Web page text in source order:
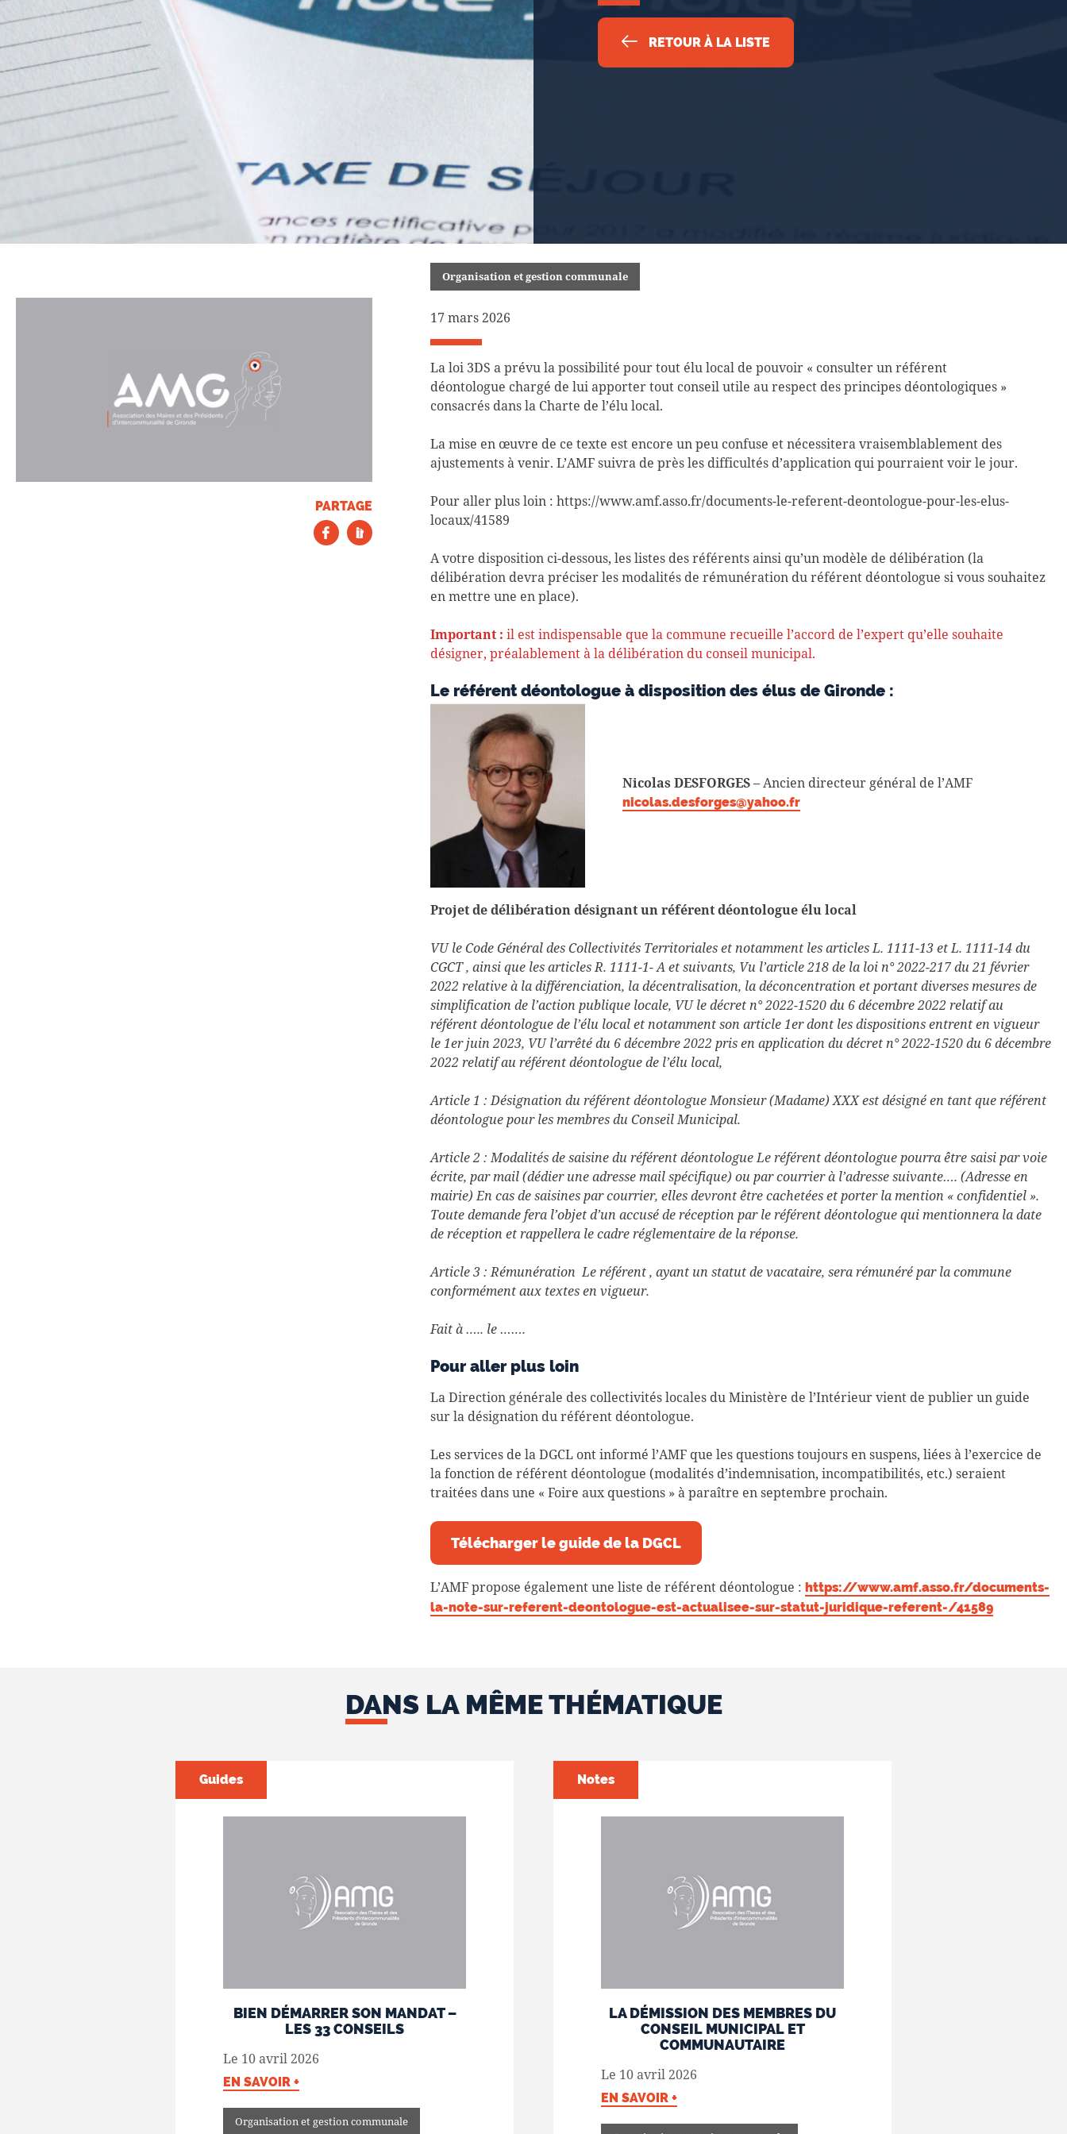
RETOUR À LA LISTE
PARTAGE
Organisation et gestion communale
17 mars 2026
La loi 3DS a prévu la possibilité pour tout élu local de pouvoir « consulter un référent
déontologue chargé de lui apporter tout conseil utile au respect des principes déontologiques »
consacrés dans la Charte de l’élu local.
La mise en œuvre de ce texte est encore un peu confuse et nécessitera vraisemblablement des
ajustements à venir. L’AMF suivra de près les difficultés d’application qui pourraient voir le jour.
Pour aller plus loin : https://www.amf.asso.fr/documents-le-referent-deontologue-pour-les-elus-
locaux/41589
A votre disposition ci-dessous, les listes des référents ainsi qu’un modèle de délibération (la
délibération devra préciser les modalités de rémunération du référent déontologue si vous souhaitez
en mettre une en place).
Important: il est indispensable que la commune recueille l’accord de l’expert qu’elle souhaite
désigner, préalablement à la délibération du conseil municipal.
Le référent déontologue à disposition des élus de Gironde :
Nicolas DESFORGES– Ancien directeur général de l’AMF
nicolas.desforges@yahoo.fr
Projet de délibération désignant un référent déontologue élu local
VU le Code Général des Collectivités Territoriales et notamment les articles L. 1111-13 et L. 1111-14 du
CGCT , ainsi que les articles R. 1111-1- A et suivants, Vu l’article 218 de la loi n° 2022-217 du 21 février
2022 relative à la différenciation, la décentralisation, la déconcentration et portant diverses mesures de
simplification de l’action publique locale, VU le décret n° 2022-1520 du 6 décembre 2022 relatif au
référent déontologue de l’élu local et notamment son article 1er dont les dispositions entrent en vigueur
le 1er juin 2023, VU l’arrêté du 6 décembre 2022 pris en application du décret n° 2022-1520 du 6 décembre
2022 relatif au référent déontologue de l’élu local,
Article 1 : Désignation du référent déontologue Monsieur (Madame) XXX est désigné en tant que référent
déontologue pour les membres du Conseil Municipal.
Article 2 : Modalités de saisine du référent déontologue Le référent déontologue pourra être saisi par voie
écrite, par mail (dédier une adresse mail spécifique) ou par courrier à l’adresse suivante…. (Adresse en
mairie) En cas de saisines par courrier, elles devront être cachetées et porter la mention « confidentiel ».
Toute demande fera l’objet d’un accusé de réception par le référent déontologue qui mentionnera la date
de réception et rappellera le cadre réglementaire de la réponse.
Article 3 : Rémunération Le référent , ayant un statut de vacataire, sera rémunéré par la commune
conformément aux textes en vigueur.
Fait à ….. le …….
Pour aller plus loin
La Direction générale des collectivités locales du Ministère de l’Intérieur vient de publier un guide
sur la désignation du référent déontologue.
Les services de la DGCL ont informé l’AMF que les questions toujours en suspens, liées à l’exercice de
la fonction de référent déontologue (modalités d’indemnisation, incompatibilités, etc.) seraient
traitées dans une « Foire aux questions » à paraître en septembre prochain.
Télécharger le guide de la DGCL
L’AMF propose également une liste de référent déontologue : https://www.amf.asso.fr/documents-
la-note-sur-referent-deontologue-est-actualisee-sur-statut-juridique-referent-/41589
DANS LA MÊME THÉMATIQUE
BIEN DÉMARRER SON MANDAT –
LES 33 CONSEILS
Le 10 avril 2026
EN SAVOIR +
Organisation et gestion communale
Guides
LA DÉMISSION DES MEMBRES DU
CONSEIL MUNICIPAL ET
COMMUNAUTAIRE
Le 10 avril 2026
EN SAVOIR +
Notes